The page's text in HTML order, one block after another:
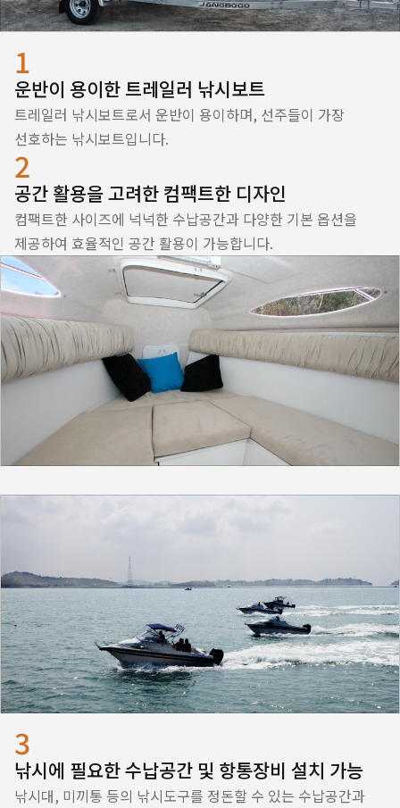
1
운반이 용이한 트레일러 낚시보트
트레일러 낚시보트로서 운반이 용이하며, 선주들이 가장
선호하는 낚시보트입니다.
2
공간 활용을 고려한 컴팩트한 디자인
컴팩트한 사이즈에 넉넉한 수납공간과 다양한 기본 옵션을
제공하여 효율적인 공간 활용이 가능합니다.
3
낚시에 필요한 수납공간 및 항통장비 설치 가능
낚시대, 미끼통 등의 낚시도구를 정돈할 수 있는 수납공간과